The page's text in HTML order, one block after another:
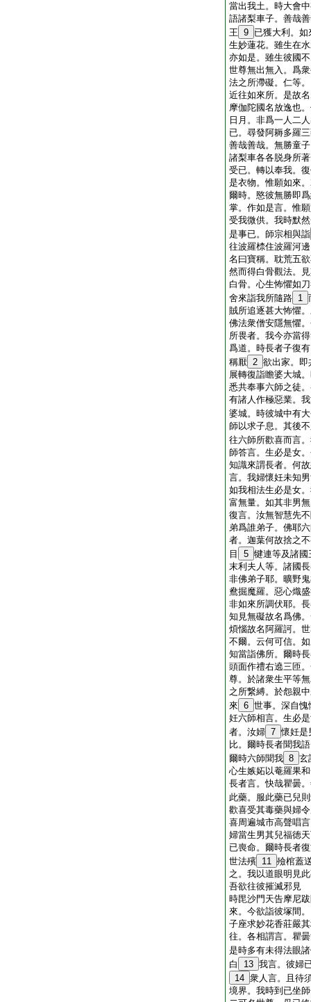
當出我土。時大會
語諸梨車子。善哉
王 9 已獲大利。
生妙蓮花。雖生在
亦如是。雖生彼國
世尊無出無入。爲
法之所滯礙。仁等
近往如來所。是故
摩伽陀國名放逸也
日月。非爲一人二
已。尋發阿耨多羅
善哉善哉。無勝童
諸梨車各各脱身所
受已。轉以奉我。
是衣物。惟願如來
爾時。愍彼無勝即
掌。作如是言。惟
受我微供。我時默
是事已。師宗相與詣
往波羅㮏住波羅河
名曰寶稱。耽荒五
然而得白骨觀法。
白骨。心生怖懼如
舍來詣我所隨路 1
賊所追逐甚大怖懼
佛法衆僧安隱無懼
所畏者。我今亦當
爲道。時長者子復
稱厭 2 欲出家。即
展轉復詣瞻婆大城
悉共奉事六師之徒
有諸人作極惡業。
婆城。時彼城中有
師以求子息。其後
往六師所歡喜而言
師答言。生必是女
知識來謂長者。何
言。我婦懷妊未知
如我相法生必是女
富無量。如其非男
復言。汝無智慧先
弟爲誰弟子。佛耶
者。迦葉何故捨之
目
5 犍連等及諸國
末利夫人等。諸國
非佛弟子耶。曠野
鴦掘魔羅。惡心熾
非如來所調伏耶。
知見無礙故名爲佛
煩惱故名阿羅訶。
不爾。云何可信。
知當詣佛所。爾時
頭面作禮右遶三匝
尊。於諸衆生平等
之所繋縛。於怨親
來 6 世事。深自愧
妊六師相言。生必
者。汝婦 7 懷妊是
比。爾時長者聞我
爾時六師聞我 8 玄
心生嫉妬以菴羅果
長者言。快哉瞿曇
此藥。服此藥已兒
歡喜受其毒藥與婦
喜周遍城市高聲唱
婦當生男其兒福徳
已喪命。爾時長者
世法殯 11 殮棺蓋
之。我以道眼明見
吾欲往彼摧滅邪見
時毘沙門天告摩尼
來。今欲詣彼塚間
子座求妙花香莊嚴
往。各相謂言。瞿
是時多有未得法眼
白
13 我言。彼婦
14 衆人言。且待
境界。我時到已坐